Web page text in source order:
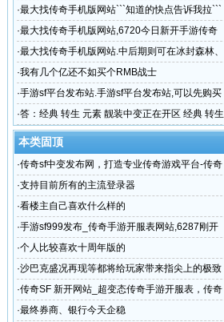
·最大找传奇手机版网站```知道的快点告诉我拉```
_百度
·最大找传奇手机版网站,6720今日新开手游传奇
网站 免费传奇版
·最大找传奇手机版网站.中后期则可在冰封森林、
神龙岛、黑暗神殿
·我有几个亿还不如买个RMB战士
·手游sf平台发布站.手游sf平台发布站,可以先购买
游戏的源码、服务器、域名
·答：经典 转生 元素 靓装中变正在开区 经典 转生
元
本类固顶
·传奇sf中变发布网，打造专业传奇游戏平台-传奇
sf中变发布网,一个值得信赖的传奇游戏平台
·支持目前所有的主流登录器
·看楼主自己喜欢什么样的
·手游sf999发布_传奇手游开服表网站,6287刚开
中变传奇发布站
·个人比较喜欢十周年版的
·沙巴克盛况再现等都将给玩家带来指尖上的极致
震撼体验
·传奇SF 新开网站_超变态传奇手游开服表，传奇
公益服官网 热
·最终券商、银行今天企稳